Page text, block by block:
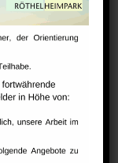
der Ferien)